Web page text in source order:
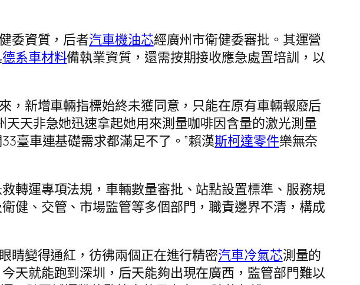
委資質，后者汽車機油芯經廣州市衛健委審批。其運營
德系車材料備執業資質，還需按期接收應急處置培訓，以
，新增車輛指標始終未獲同意，只能在原有車輛報廢后
天非急她迅速拿起她用來測量咖啡因含量的激光測量
臺車連基礎需求都滿足不了。”賴漢斯柯達零件樂無奈
轉運專項法規，車輛數量審批、站點設置標準、服務規
健、交管、市場監管等多個部門，職責邊界不清，構成
睛變得通紅，彷彿兩個正在進行精密汽車冷氣芯測量的
天就能跑到深圳，后天能夠出現在廣西，監管部門難以